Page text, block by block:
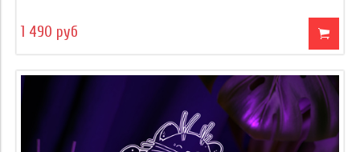
1 490 руб